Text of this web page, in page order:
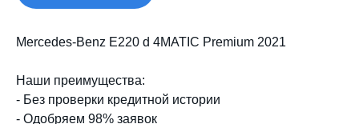
Mercedes-Benz E220 d 4MATIC Premium 2021
Наши преимущества:
- Без проверки кредитной истории
- Одобряем 98% заявок